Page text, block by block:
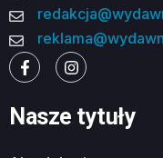
Nasze tytuły